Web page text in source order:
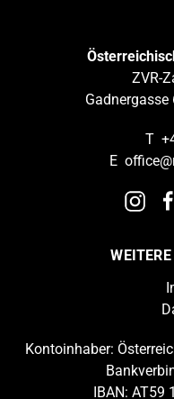
ZVR-
Gadnergasse
T
E
Kontoinhaber:
IBAN: AT59